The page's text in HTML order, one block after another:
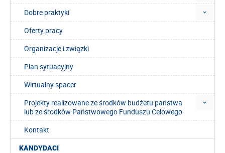
Dobre praktyki
Oferty pracy
Organizacje i związki
Plan sytuacyjny
Wirtualny spacer
Projekty realizowane ze środków budżetu państwa
lub ze środków Państwowego Funduszu Celowego
Kontakt
KANDYDACI